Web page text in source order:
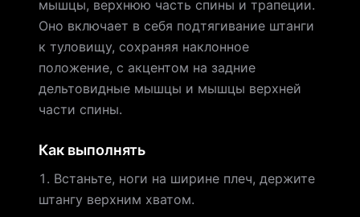
мышцы, верхнюю часть спины и трапеции.
Оно включает в себя подтягивание штанги
к туловищу, сохраняя наклонное
положение, с акцентом на задние
дельтовидные мышцы и мышцы верхней
части спины.
Как выполнять
Встаньте, ноги на ширине плеч, держите
штангу верхним хватом.